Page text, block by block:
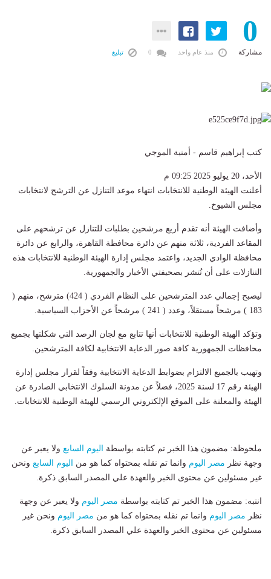
0
مشاركة منذ عام واحد تبليغ
كتب إبراهيم قاسم - أمنية الموجي
الأحد، 20 يوليو 2025 09:25 م
أعلنت الهيئة الوطنية للانتخابات انتهاء موعد التنازل عن الترشح لانتخابات
مجلس الشيوخ.
وأضافت الهيئة أنه تقدم أربع مرشحين بطلبات للتنازل عن ترشحهم على
المقاعد الفردية، ثلاثة منهم عن دائرة محافظة القاهرة، والرابع عن دائرة
محافظة الوادي الجديد، واعتمد مجلس إدارة الهيئة الوطنية للانتخابات هذه
التنازلات على أن تُنشر بصحيفتي الأخبار والجمهورية.
ليصبح إجمالي عدد المترشحين على النظام الفردي ( 424) مترشح، منهم (
183 ) مرشحاً مستقلاً، وعدد ( 241 ) مرشحاً عن الأحزاب السياسية.
وتؤكد الهيئة الوطنية للانتخابات أنها تتابع مع لجان الرصد التي شكلتها بجميع
محافظات الجمهورية كافة صور الدعاية الانتخابية لكافة المترشحين.
وتهيب بالجميع الالتزام بضوابط الدعاية الانتخابية وفقاً لقرار مجلس إدارة
الهيئة رقم 17 لسنة 2025، فضلاً عن مدونة السلوك الانتخابي الصادرة عن
الهيئة والمعلنة على الموقع الإلكتروني الرسمي للهيئة الوطنية للانتخابات.
ملحوظة: مضمون هذا الخبر تم كتابته بواسطة اليوم السابع ولا يعبر عن
وجهة نظر مصر اليوم وانما تم نقله بمحتواه كما هو من اليوم السابع ونحن
غير مسئولين عن محتوى الخبر والعهدة علي المصدر السابق ذكرة.
انتبه: مضمون هذا الخبر تم كتابته بواسطة مصر اليوم ولا يعبر عن وجهة
نظر مصر اليوم وانما تم نقله بمحتواه كما هو من مصر اليوم ونحن غير
مسئولين عن محتوى الخبر والعهدة علي المصدر السابق ذكرة.